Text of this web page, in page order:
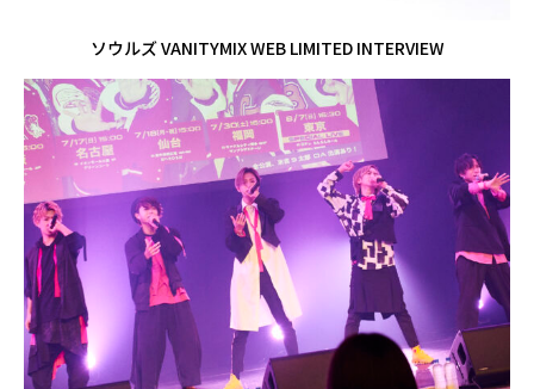
ソウルズ VANITYMIX WEB LIMITED INTERVIEW